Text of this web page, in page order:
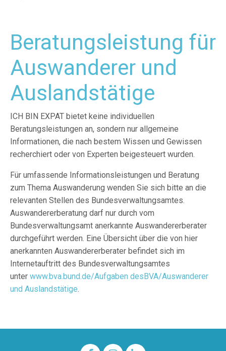
Beratungsleistung für
Auswanderer und
Auslandstätige
ICH BIN EXPAT bietet keine individuellen
Beratungsleistungen an, sondern nur allgemeine
Informationen, die nach bestem Wissen und Gewissen
recherchiert oder von Experten beigesteuert wurden.
Für umfassende Informationsleistungen und Beratung
zum Thema Auswanderung wenden Sie sich bitte an die
relevanten Stellen des Bundesverwaltungsamtes.
Auswandererberatung darf nur durch vom
Bundesverwaltungsamt anerkannte Auswandererberater
durchgeführt werden. Eine Übersicht über die von hier
anerkannten Auswandererberater befindet sich im
Internetauftritt des Bundesverwaltungsamtes
unter www.bva.bund.de/Aufgaben desBVA/Auswanderer
und Auslandstätige.